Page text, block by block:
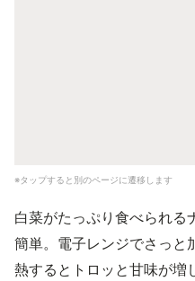
※タップすると別のページに遷移します
白菜がたっぷり食べられる
簡単。電子レンジでさっと
熱するとトロッと甘味が増